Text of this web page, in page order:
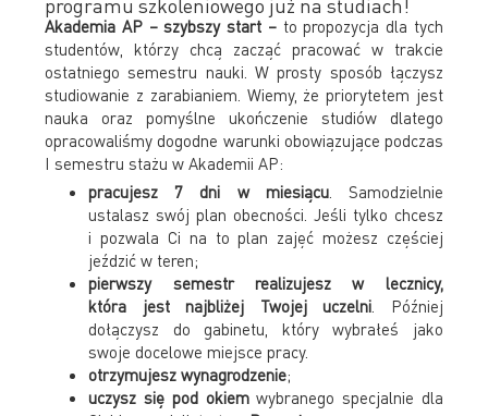
Akademia AP – szybszy start – to propozycja dla tych
studentów, którzy chcą zacząć pracować w trakcie
ostatniego semestru nauki. W prosty sposób łączysz
studiowanie z zarabianiem. Wiemy, że priorytetem jest
nauka oraz pomyślne ukończenie studiów dlatego
opracowaliśmy dogodne warunki obowiązujące podczas
I semestru stażu w Akademii AP:
pracujesz 7 dni w miesiącu. Samodzielnie
ustalasz swój plan obecności. Jeśli tylko chcesz
i pozwala Ci na to plan zajęć możesz częściej
jeździć w teren;
pierwszy semestr realizujesz w lecznicy,
która jest najbliżej Twojej uczelni . Później
dołączysz do gabinetu, który wybrałeś jako
swoje docelowe miejsce pracy.
otrzymujesz wynagrodzenie;
uczysz się pod okiemwybranego specjalnie dla